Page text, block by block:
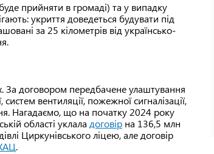
прийняти в громаді) та у випадку
укриття доведеться будувати під
за 25 кілометрів від українсько-
За договором передбачене улаштування
вентиляції, пожежної сигналізації,
Нагадаємо, що на початку 2024 року
області уклала договір на 136,5 млн
Циркунівського ліцею, але договір
.